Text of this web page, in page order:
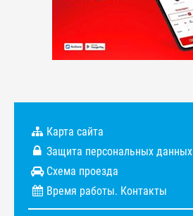
Карта сайта
Защита персональных данных
Схема проезда
Время работы. Контакты